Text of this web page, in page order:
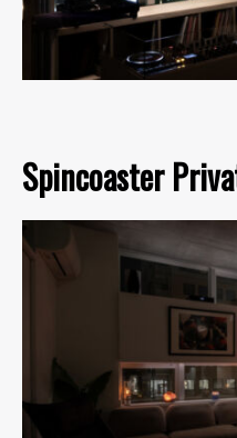
Spincoaster